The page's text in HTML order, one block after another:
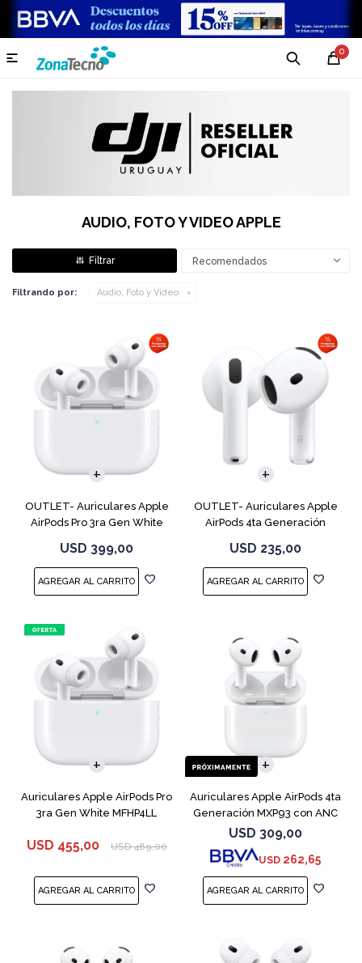
0

AUDIO, FOTO Y VIDEO APPLE
Recomendados
Filtrando por: Audio, Foto y Video
OUTLET- Auriculares Apple
AirPods Pro 3ra Gen White
USD 399,00
OUTLET- Auriculares Apple
AirPods 4ta Generación
USD 235,00
Auriculares Apple AirPods Pro
3ra Gen White MFHP4LL
USD 455,00 USD 489,00
Auriculares Apple AirPods 4ta
Generación MXP93 con ANC
USD 309,00
USD 262,65